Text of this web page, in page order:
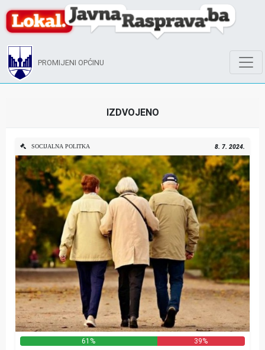
PROMIJENI OPĆINU
IZDVOJENO
SOCIJALNA POLITKA 8. 7. 2024.
61% 39%